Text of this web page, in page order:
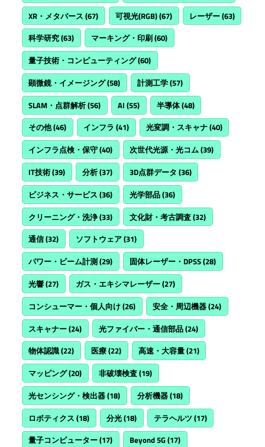
XR・メタバース (67) 可視光(RGB)(67) レーザー(63)
科学研究(63) マーキング・印刷(60)
量子技術・コンピューティング(60)
顕微鏡・イメージング(58) 計測工学(57)
SLAM・点群解析(56) AI (55) 半導体(48)
その他(46) インフラ (41) 光変調・スキャナ(40)
インフラ点検・保守(40) 次世代光源・光コム(39)
IT技術(39) 分析(37) 3D点群データ (36)
ビジネス・サービス (36) 光学部品(36)
クリーニング・洗浄(33) 文化財・考古調査(32)
通信(32) ソフトウェア(31)
パワー・ビーム計測(29) 固体レーザー・DPSS(28)
光響(27) ガス・エキシマレーザー(27)
コンシューマー・個人向け(26) 安全・周辺機器(24)
スキャナー(24) 光ファイバー・通信部品(24)
物体認識(22) 医療(22) 高速・大容量(21)
マッピング(20) 非破壊検査(19)
光センシング・検出器(18) 分析機器(18)
ロボティクス (18) 分光(18) テラヘルツ (17)
量子コンピューター(17) Beyond 5G(17)